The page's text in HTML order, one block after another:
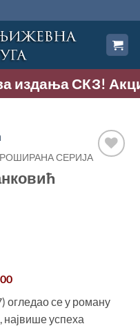
СКЗ! Акција
СЕРИЈА
огледао се у роману
успеха